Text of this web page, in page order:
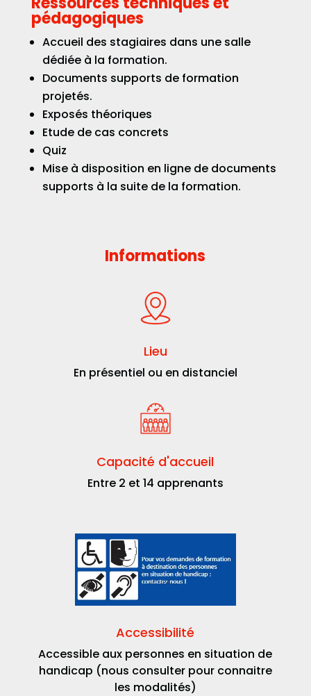
pédagogiques
Accueil des stagiaires dans une salle
dédiée à la formation.
Documents supports de formation
projetés.
Exposés théoriques
Etude de cas concrets
Quiz
Mise à disposition en ligne de documents
supports à la suite de la formation.
Informations
Lieu
En présentiel ou en distanciel
Capacité d'accueil
Entre 2 et 14 apprenants
Accessibilité
Accessible aux personnes en situation de
handicap (nous consulter pour connaitre
les modalités)